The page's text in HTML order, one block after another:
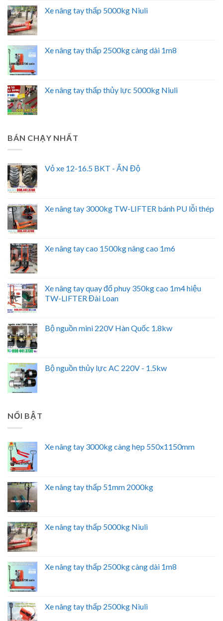
Xe nâng tay thấp 5000kg Niuli
Xe nâng tay thấp 2500kg càng dài 1m8
Xe nâng tay thấp thủy lực 5000kg Niuli
BÁN CHẠY NHẤT
Vỏ xe 12-16.5 BKT - ẤN Độ
Xe nâng tay 3000kg TW-LIFTER bánh PU lỗi thép
Xe nâng tay cao 1500kg nâng cao 1m6
Xe nâng tay quay đổ phuy 350kg cao 1m4 hiệu
TW-LIFTER Đài Loan
Bộ nguồn mini 220V Hàn Quốc 1.8kw
Bộ nguồn thủy lực AC 220V - 1.5kw
NỔI BẬT
Xe nâng tay 3000kg càng hẹp 550x1150mm
Xe nâng tay thấp 51mm 2000kg
Xe nâng tay thấp 5000kg Niuli
Xe nâng tay thấp 2500kg càng dài 1m8
Xe nâng tay thấp 2500kg Niuli